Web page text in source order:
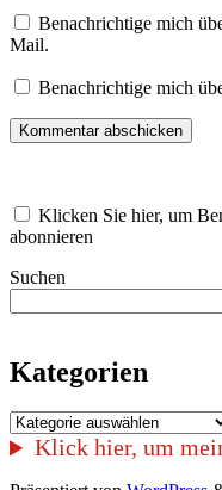
Benachrichtige mich
Mail.
Benachrichtige mich
Klicken Sie hier, um
abonnieren
Suchen
Kategorien
Kategorien
Klick hier, um